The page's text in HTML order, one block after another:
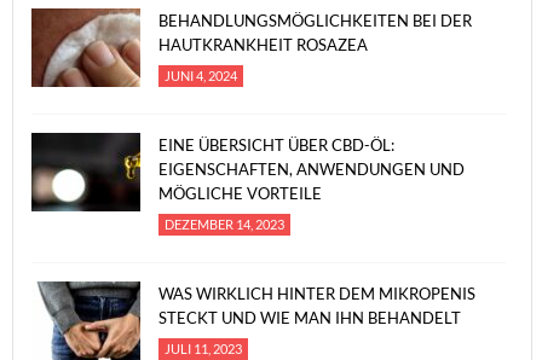
BEHANDLUNGSMÖGLICHKEITEN BEI DER
HAUTKRANKHEIT ROSAZEA
JUNI 4, 2024
EINE ÜBERSICHT ÜBER CBD-ÖL:
EIGENSCHAFTEN, ANWENDUNGEN UND
MÖGLICHE VORTEILE
DEZEMBER 14, 2023
WAS WIRKLICH HINTER DEM MIKROPENIS
STECKT UND WIE MAN IHN BEHANDELT
JULI 11, 2023